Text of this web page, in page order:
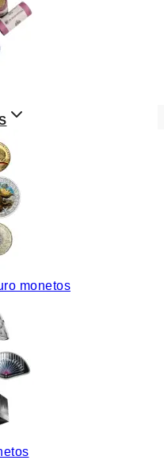
monetos